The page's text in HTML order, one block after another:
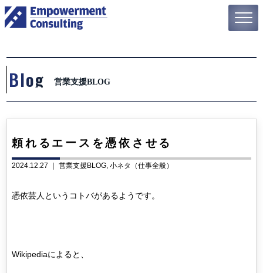
Blog 営業支援BLOG
頼れるエースを憑依させる
2024.12.27 ｜営業支援BLOG 小ネタ（仕事全般）
憑依芸人というコトバがあるようです。
Wikipediaによると、